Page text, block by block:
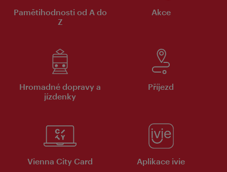
Pamětihodnosti od A do
Z
Akce
Hromadné dopravy a
jízdenky
Příjezd
Vienna City Card Aplikace ivie